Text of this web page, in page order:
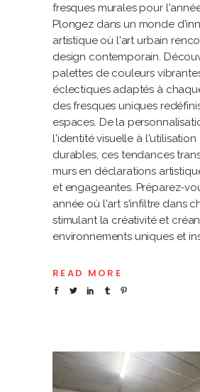
fresques murales pour
Plongez dans un monde
artistique où l'art urbain
design contemporain.
palettes de couleurs
éclectiques adaptés à
des fresques uniques
espaces. De la
l'identité visuelle à l'utilisation
durables, ces tendances
murs en déclarations
et engageantes. Préparez-
année où l'art s'infiltre dans
stimulant la créativité et
environnements uniques et
READ MORE